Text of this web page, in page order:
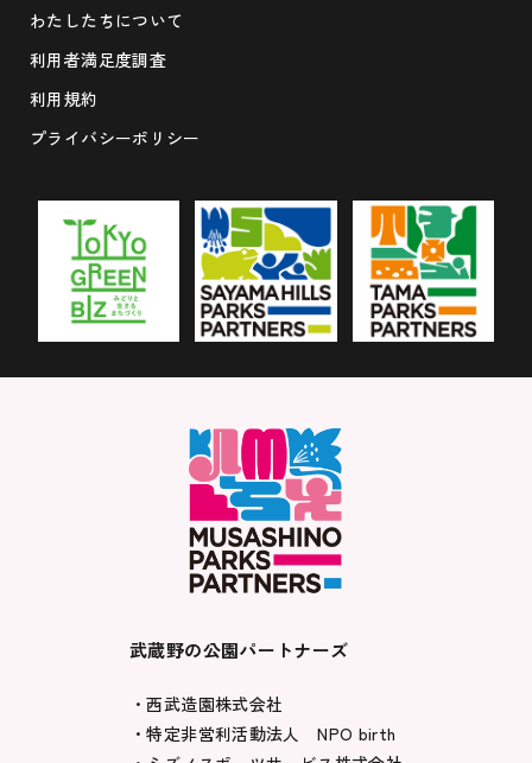
わたしたちについて
利用者満足度調査
利用規約
プライバシーポリシー
武蔵野の公園パートナーズ
・西武造園株式会社
・特定非営利活動法人 NPO birth